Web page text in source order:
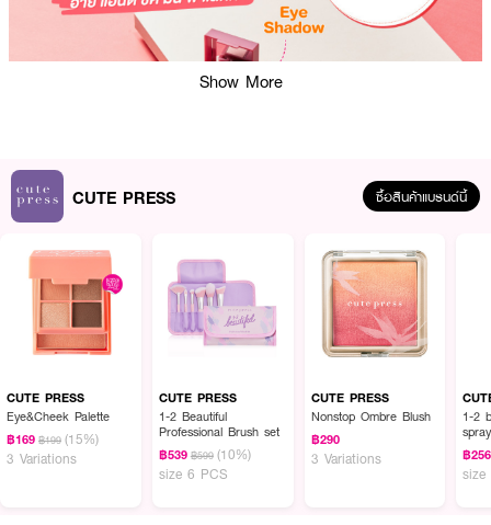
ผลลัพธ์ที่ได้ :
CUTE PRESS Eye & Cheek Palette มินิพาเลตต์ที่รวมอายแชโดว์เนื้อแมตต์ และ
Show More
CUTE PRESS ซื้อสินค้าแบรนด์นี้
CUTE PRESS
Eye&Cheek Palette
฿169 ฿199 (15%)
3 Variations
CUTE PRESS
1-2 Beautiful
Professional Brush set
฿539 ฿599 (10%)
size 6 PCS
CUTE PRESS
Nonstop Ombre Blush
฿290
3 Variations
1-2
spray
฿256
size